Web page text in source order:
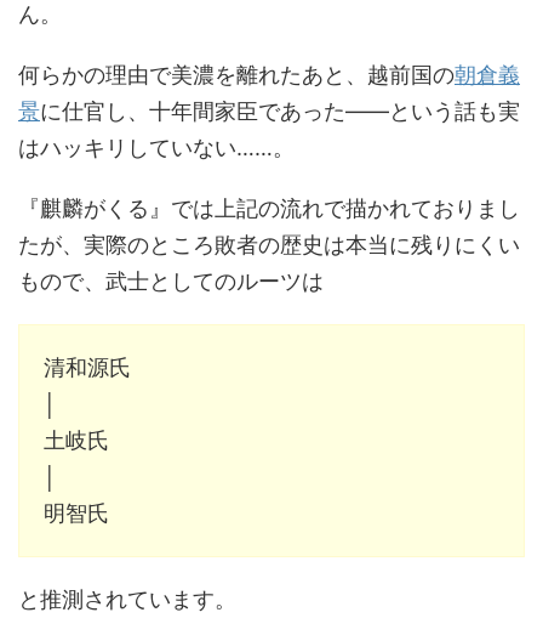
ん。
何らかの理由で美濃を離れたあと、越前国の朝倉義
景に仕官し、十年間家臣であった――という話も実
はハッキリしていない……。
『麒麟がくる』では上記の流れで描かれておりまし
たが、実際のところ敗者の歴史は本当に残りにくい
もので、武士としてのルーツは
清和源氏
土岐氏
明智氏
と推測されています。